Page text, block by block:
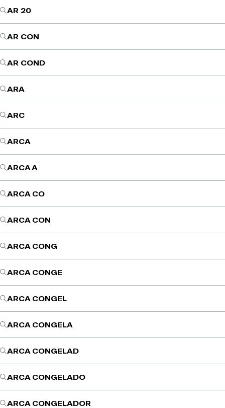
AR 20
AR CON
AR COND
ARA
ARC
ARCA
ARCA A
ARCA CO
ARCA CON
ARCA CONG
ARCA CONGE
ARCA CONGEL
ARCA CONGELA
ARCA CONGELAD
ARCA CONGELADO
ARCA CONGELADOR